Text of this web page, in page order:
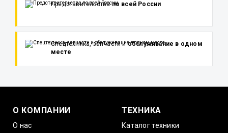
Представительствапо всей России
Спецтехника, запчасти иобслуживание в одном
месте
О КОМПАНИИ
О нас
ТЕХНИКА
Каталог техники